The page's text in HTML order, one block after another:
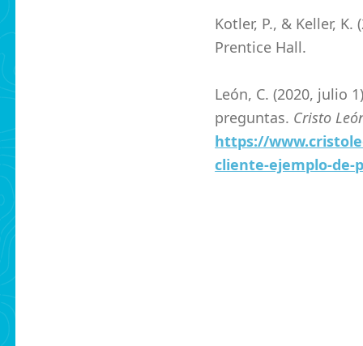
Kotler, P., & Keller, K.
Prentice Hall.
León, C. (2020, julio
preguntas. Cristo
https://
cliente-ejemplo-de-